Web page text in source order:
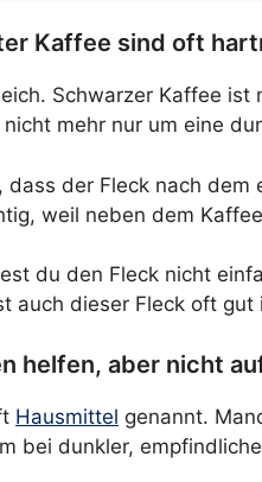
Kaffee sind oft
Schwarzer Kaffee
mehr nur um eine
der Fleck nach
weil neben dem
du den Fleck nicht
auch dieser Fleck oft
helfen, aber nicht
Hausmittel genannt.
bei dunkler,